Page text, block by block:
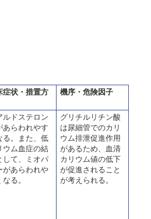
症状・措置方
機序・危険因子
ルドステロン
あらわれやす
る。また、低
ウム血症の結
して、ミオパ
があらわれや
る。
グリチルリチン酸
は尿細管でのカリ
ウム排泄促進作用
があるため、血清
カリウム値の低下
が促進されること
が考えられる。